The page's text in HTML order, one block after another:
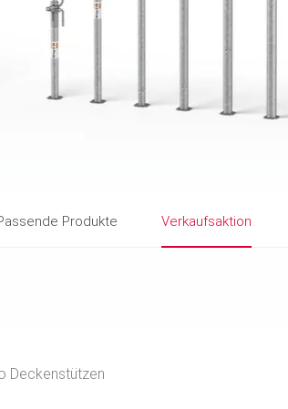
Produkte Verkaufsaktion
Deckenstützen